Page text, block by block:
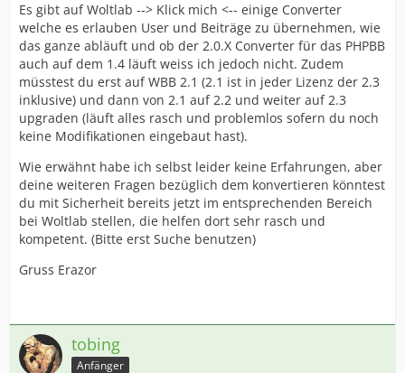
Es gibt auf Woltlab --> Klick mich <-- einige Converter
welche es erlauben User und Beiträge zu übernehmen, wie
das ganze abläuft und ob der 2.0.X Converter für das PHPBB
auch auf dem 1.4 läuft weiss ich jedoch nicht. Zudem
müsstest du erst auf WBB 2.1 (2.1 ist in jeder Lizenz der 2.3
inklusive) und dann von 2.1 auf 2.2 und weiter auf 2.3
upgraden (läuft alles rasch und problemlos sofern du noch
keine Modifikationen eingebaut hast).
Wie erwähnt habe ich selbst leider keine Erfahrungen, aber
deine weiteren Fragen bezüglich dem konvertieren könntest
du mit Sicherheit bereits jetzt im entsprechenden Bereich
bei Woltlab stellen, die helfen dort sehr rasch und
kompetent. (Bitte erst Suche benutzen)
Gruss Erazor
tobing
Anfänger